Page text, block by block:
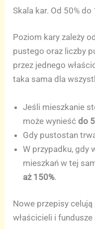
Skala kar. Od 50% do
Poziom kary zależy
pustego oraz liczby
przez jednego
taka sama dla
Jeśli mieszkanie
może wynieśćdo
Gdy pustostan
W przypadku, gdy
mieszkań w tej
aż 150%.
Nowe przepisy
właścicieli i